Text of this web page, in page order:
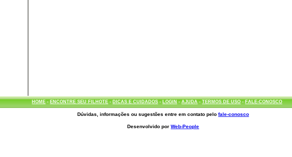
HOME- ENCONTRE SEU FILHOTE- DICAS E CUIDADOS- LOGIN-AJUDA-TERMOS DE USO- FALE-CONOSCO
Dúvidas, informações ou sugestões entre em contato pelofale-conosco
Desenvolvido porWeb-People